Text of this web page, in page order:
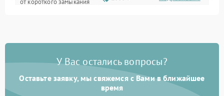
Корпус/Герметичность
от короткого замыкания
Неисправность системы
перенапряжения
1000 ₽ Подробнее →
У Вас остались вопросы?
Оставьте заявку, мы свяжемся с Вами в ближайшее
время